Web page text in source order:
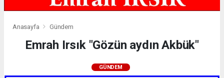
Anasayfa Gündem
Emrah Irsık "Gözün aydın Akbük"
GÜNDEM